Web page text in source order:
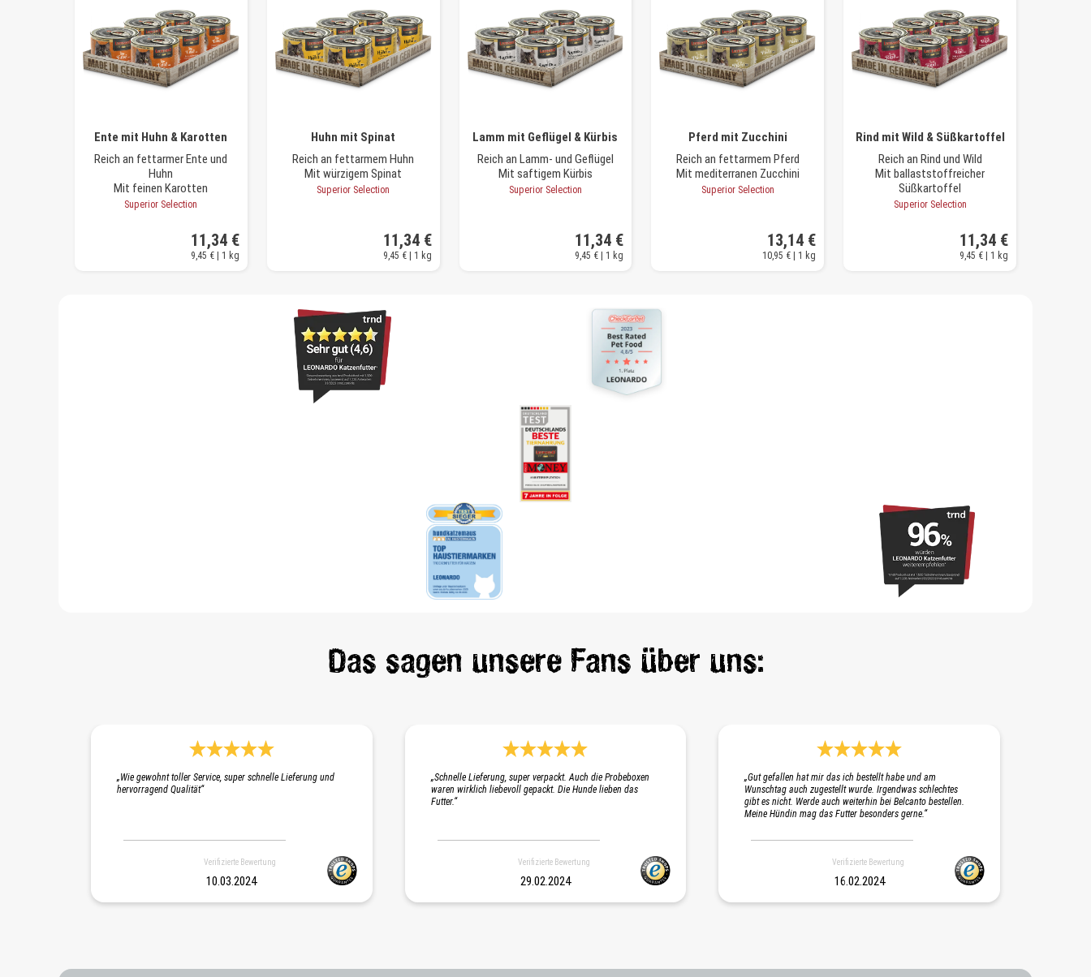
Ente mit Huhn & Karotten
Reich an fettarmer Ente und
Huhn
Mit feinen Karotten
Superior Selection
11,34 €
9,45 € | 1 kg
Huhn mit Spinat
Reich an fettarmem Huhn
Mit würzigem Spinat
Superior Selection
11,34 €
9,45 € | 1 kg
Lamm mit Geflügel & Kürbis
Reich an Lamm- und Geflügel
Mit saftigem Kürbis
Superior Selection
11,34 €
9,45 € | 1 kg
Pferd mit Zucchini
Reich an fettarmem Pferd
Mit mediterranen Zucchini
Superior Selection
13,14 €
10,95 € | 1 kg
Rind mit Wild & Süßkartoffel
Reich an Rind und Wild
Mit ballaststoffreicher
Süßkartoffel
Superior Selection
11,34 €
9,45 € | 1 kg
Das sagen unsere Fans über uns:
„Wie gewohnt toller Service, super schnelle Lieferung und
hervorragend Qualität“
Verifizierte Bewertung
10.03.2024
„Schnelle Lieferung, super verpackt. Auch die Probeboxen
waren wirklich liebevoll gepackt. Die Hunde lieben das
Futter.“
Verifizierte Bewertung
29.02.2024
„Gut gefallen hat mir das ich bestellt habe und am
Wunschtag auch zugestellt wurde. Irgendwas schlechtes
gibt es nicht. Werde auch weiterhin bei Belcanto bestellen.
Meine Hündin mag das Futter besonders gerne.“
Verifizierte Bewertung
16.02.2024